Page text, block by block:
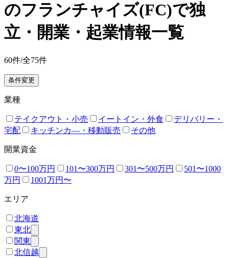
のフランチャイズ(FC)で独
立・開業・起業情報一覧
60件/全75件
条件変更
業種
テイクアウト・小売 イートイン・外食
デリバリー・
宅配
キッチンカ―・移動販売 その他
開業資金
0〜100万円 101〜300万円 301〜500万円
501〜1000
万円
1001万円〜
エリア
北海道
東北
関東
北信越